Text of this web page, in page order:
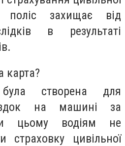
поліс захищає від
в результаті
карта?
створена для
на машині за
цьому водіям не
страховку цивільної